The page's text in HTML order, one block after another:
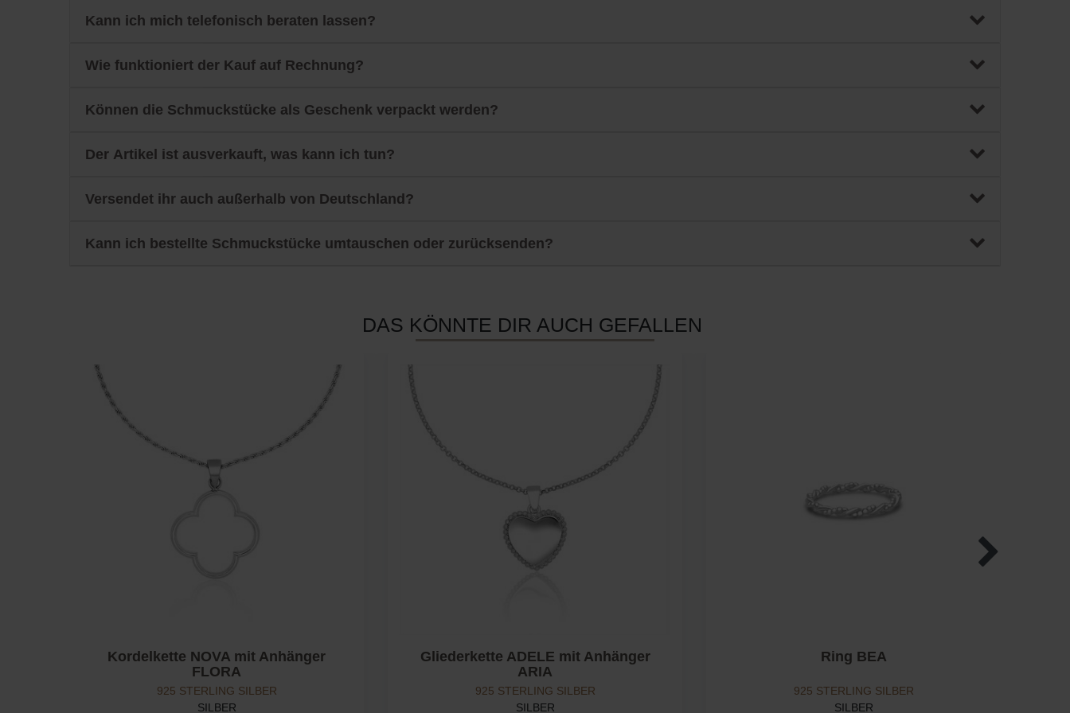
Kann ich mich telefonisch beraten lassen?
Wie funktioniert der Kauf auf Rechnung?
Können die Schmuckstücke als Geschenk verpackt werden?
Der Artikel ist ausverkauft, was kann ich tun?
Versendet ihr auch außerhalb von Deutschland?
Kann ich bestellte Schmuckstücke umtauschen oder zurücksenden?
DAS KÖNNTE DIR AUCH GEFALLEN
Kordelkette NOVA mit Anhänger
FLORA
925 STERLING SILBER
SILBER
Gliederkette ADELE mit Anhänger
ARIA
925 STERLING SILBER
SILBER
Ring BEA
925 STERLING SILBER
SILBER